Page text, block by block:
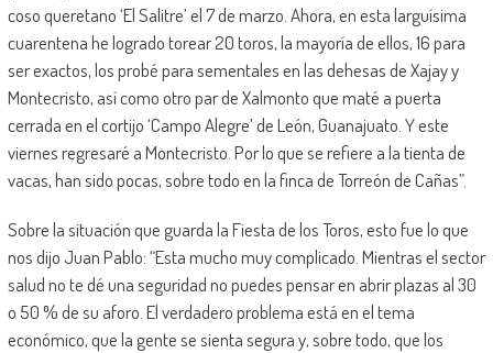
coso queretano ‘El Salitre’ el 7 de marzo. Ahora, en esta larguísima
cuarentena he logrado torear 20 toros, la mayoría de ellos, 16 para
ser exactos, los probé para sementales en las dehesas de Xajay y
Montecristo, así como otro par de Xalmonto que maté a puerta
cerrada en el cortijo ‘Campo Alegre’ de León, Guanajuato. Y este
viernes regresaré a Montecristo. Por lo que se refiere a la tienta de
vacas, han sido pocas, sobre todo en la finca de Torreón de Cañas”.
Sobre la situación que guarda la Fiesta de los Toros, esto fue lo que
nos dijo Juan Pablo: “Esta mucho muy complicado. Mientras el sector
salud no te dé una seguridad no puedes pensar en abrir plazas al 30
o 50 % de su aforo. El verdadero problema está en el tema
económico, que la gente se sienta segura y, sobre todo, que los